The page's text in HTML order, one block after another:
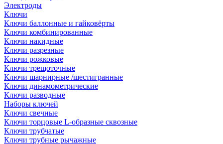
Электроды
Ключи
Ключи баллонные и гайковёрты
Ключи комбинированные
Ключи накидные
Ключи разрезные
Ключи рожковые
Ключи трещоточные
Ключи шарнирные /шестигранные
Ключи динамометрические
Ключи разводные
Наборы ключей
Ключи свечные
Ключи торцовые L-образные сквозные
Ключи трубчатые
Ключи трубные рычажные